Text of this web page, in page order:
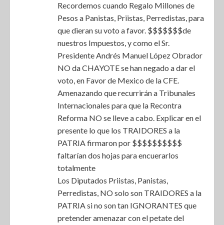
Recordemos cuando Regalo Millones de
Pesos a Panistas, Priistas, Perredistas, para
que dieran su voto a favor. $$$$$$$de
nuestros Impuestos, y como el Sr.
Presidente Andrés Manuel López Obrador
NO da CHAYOTE se han negado a dar el
voto, en Favor de Mexico de la CFE.
Amenazando que recurrirán a Tribunales
Internacionales para que la Recontra
Reforma NO se lleve a cabo. Explicar en el
presente lo que los TRAIDORES a la
PATRIA firmaron por $$$$$$$$$$
faltarían dos hojas para encuerarlos
totalmente
Los Diputados Priistas, Panistas,
Perredistas, NO solo son TRAIDORES a la
PATRIA si no son tan IGNORANTES que
pretender amenazar con el petate del